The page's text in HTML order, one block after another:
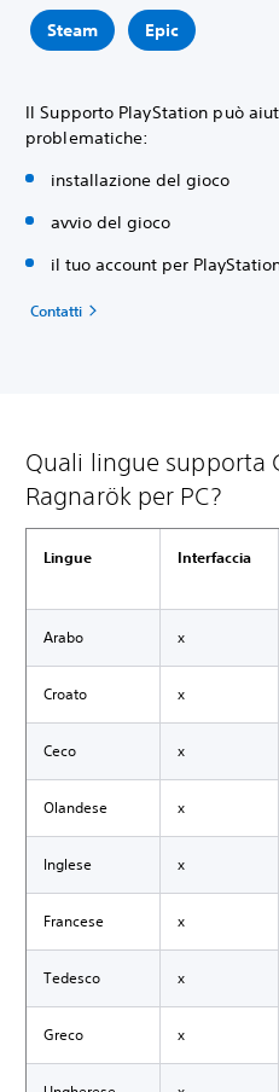
Steam Epic
Il Supporto PlayStation può
problematiche:
installazione del gioco
avvio del gioco
il tuo account per
Contatti
Quali lingue supporta
Ragnarök per PC?
Lingue Interfaccia
Arabo x
Croato x
Ceco x
Olandese x
Inglese x
Francese x
Tedesco x
Greco x